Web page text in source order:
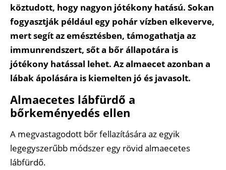
köztudott, hogy nagyon jótékony hatású. Sokan
fogyasztják például egy pohár vízben elkeverve,
mert segít az emésztésben, támogathatja az
immunrendszert, sőt a bőr állapotára is
jótékony hatással lehet. Az almaecet azonban a
lábak ápolására is kiemelten jó és javasolt.
Almaecetes lábfürdő a
bőrkeményedés ellen
A megvastagodott bőr fellazítására az egyik
legegyszerűbb módszer egy rövid almaecetes
lábfürdő.